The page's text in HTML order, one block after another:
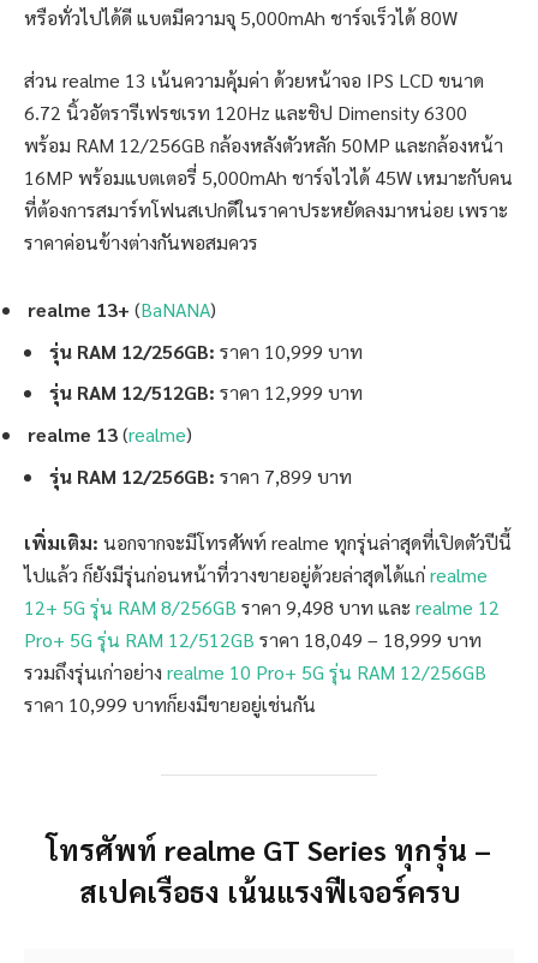
หรือทั่วไปได้ดี แบตมีความจุ 5,000mAh ชาร์จเร็วได้ 80W
ส่วน realme 13 เน้นความคุ้มค่า ด้วยหน้าจอ IPS LCD ขนาด
6.72 นิ้วอัตรารีเฟรชเรท 120Hz และชิป Dimensity 6300
พร้อม RAM 12/256GB กล้องหลังตัวหลัก 50MP และกล้องหน้า
16MP พร้อมแบตเตอรี่ 5,000mAh ชาร์จไวได้ 45W เหมาะกับคน
ที่ต้องการสมาร์ทโฟนสเปกดีในราคาประหยัดลงมาหน่อย เพราะ
ราคาค่อนข้างต่างกันพอสมควร
realme 13+ (BaNANA)
รุ่น RAM 12/256GB: ราคา 10,999 บาท
รุ่น RAM 12/512GB: ราคา 12,999 บาท
realme 13(realme)
รุ่น RAM 12/256GB: ราคา 7,899 บาท
เพิ่มเติม: นอกจากจะมีโทรศัพท์ realme ทุกรุ่นล่าสุดที่เปิดตัวปีนี้
ไปแล้ว ก็ยังมีรุ่นก่อนหน้าที่วางขายอยู่ด้วยล่าสุดได้แก่realme
12+ 5G รุ่น RAM 8/256GB ราคา 9,498 บาท และ realme 12
Pro+ 5G รุ่น RAM 12/512GB ราคา 18,049 – 18,999 บาท
รวมถึงรุ่นเก่าอย่าง realme 10 Pro+ 5G รุ่น RAM 12/256GB
ราคา 10,999 บาทก็ยงมีขายอยู่เช่นกัน
โทรศัพท์ realme GT Series ทุกรุ่น –
สเปคเรือธง เน้นแรงฟีเจอร์ครบ